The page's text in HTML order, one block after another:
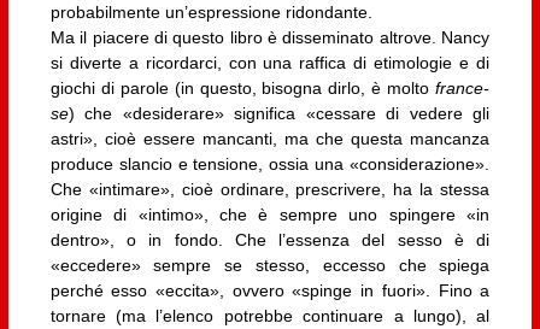
probabilmente un’espressione ridon­dante.
Ma il piacere di questo libro è disseminato altrove. Nancy
si diverte a ricordarci, con una raffica di etimologie e di
giochi di paro­le (in questo, bisogna dirlo, è moltofrance­
se) che «desiderare» significa «cessare di vedere gli
astri», cioè essere mancanti, ma che questa mancanza
produce slancio e ten­sione, ossia una «considerazione».
Che «intimare», cioè ordinare, prescrivere, ha la stessa
origine di «intimo», che è sempre uno spingere «in
dentro», o in fondo. Che l’essenza del sesso è di
«eccedere» sempre se stesso, eccesso che spiega
perché esso «eccita», ovvero «spinge in fuori». Fino a
tornare (ma l’elenco potrebbe continuare a lungo), al